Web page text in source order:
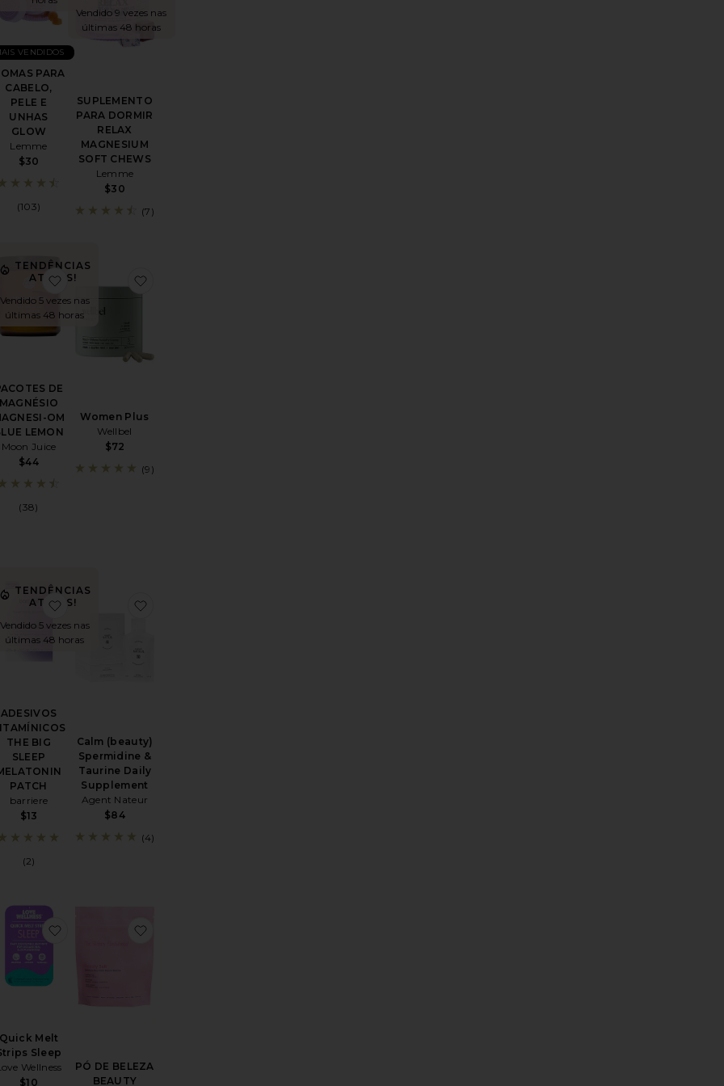
PARA
CABELO,
PELE E
UNHAS
GLOW
Lemme
$30
VENDIDOS
(103)
Vendido 9 vezes nas
últimas 48 horas
SUPLEMENTO
PARA DORMIR
RELAX
MAGNESIUM
SOFT CHEWS
Lemme
$30
(7)
PARA CABELO, PELE E UNHAS HOLI MANE
Hair Growth Soft Chews
TENDÊNCIAS
ATUAIS!
Vendido 5 vezes nas
últimas 48 horas
DE
MAGNÉSIO
OM
LEMON
Moon Juice
$44
favoritoPACOTES DE MAGNÉSIO MAGNESI-OM BLUE LEMON
(38)
Women Plus
Wellbel
$72
(9)
SEA MOSS
TENDÊNCIAS
ATUAIS!
Vendido 5 vezes nas
últimas 48 horas
ADESIVOS
THE BIG
SLEEP
PATCH
barriere
$13
favoritoADESIVOS VITAMÍNICOS THE BIG SLEEP MELATONIN PATCH
(2)
Calm (beauty)
Spermidine &
Taurine Daily
Supplement
Agent Nateur
$84
(4)
HOLI (RADIANCE) HOLI (RADIANCE) BEAUTY FROM WITHIN
DE MAGNÉSIO EM BASTÃO MAGNESI-OM BERRY STICK PACK 18CT
Quick Melt
Sleep
Wellness
$10
favoritoQuick Melt Strips Sleep
PÓ DE BELEZA
BEAUTY